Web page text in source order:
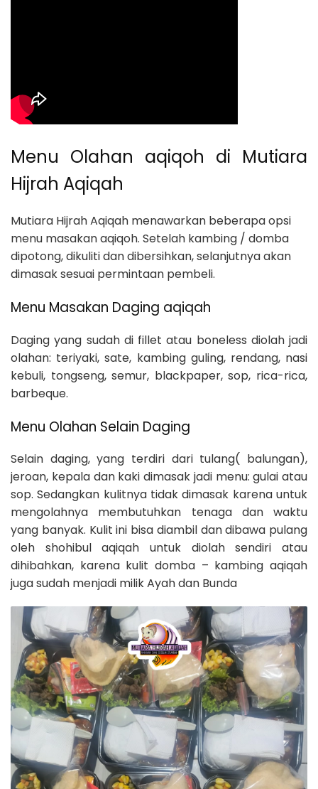
Menu Olahan aqiqoh di Mutiara
Hijrah Aqiqah
Mutiara Hijrah Aqiqah menawarkan beberapa opsi
menu masakan aqiqoh. Setelah kambing / domba
dipotong, dikuliti dan dibersihkan, selanjutnya akan
dimasak sesuai permintaan pembeli.
Menu Masakan Daging aqiqah
Daging yang sudah di fillet atau boneless diolah jadi
olahan: teriyaki, sate, kambing guling, rendang, nasi
kebuli, tongseng, semur, blackpaper, sop, rica-rica,
barbeque.
Menu Olahan Selain Daging
Selain daging, yang terdiri dari tulang( balungan),
jeroan, kepala dan kaki dimasak jadi menu: gulai atau
sop. Sedangkan kulitnya tidak dimasak karena untuk
mengolahnya membutuhkan tenaga dan waktu
yang banyak. Kulit ini bisa diambil dan dibawa pulang
oleh shohibul aqiqah untuk diolah sendiri atau
dihibahkan, karena kulit domba – kambing aqiqah
juga sudah menjadi milik Ayah dan Bunda